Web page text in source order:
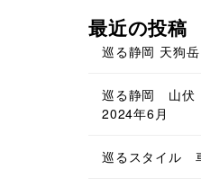
最近の投稿
巡る静岡 天狗
巡る静岡 山伏
2024年6月
巡るスタイル